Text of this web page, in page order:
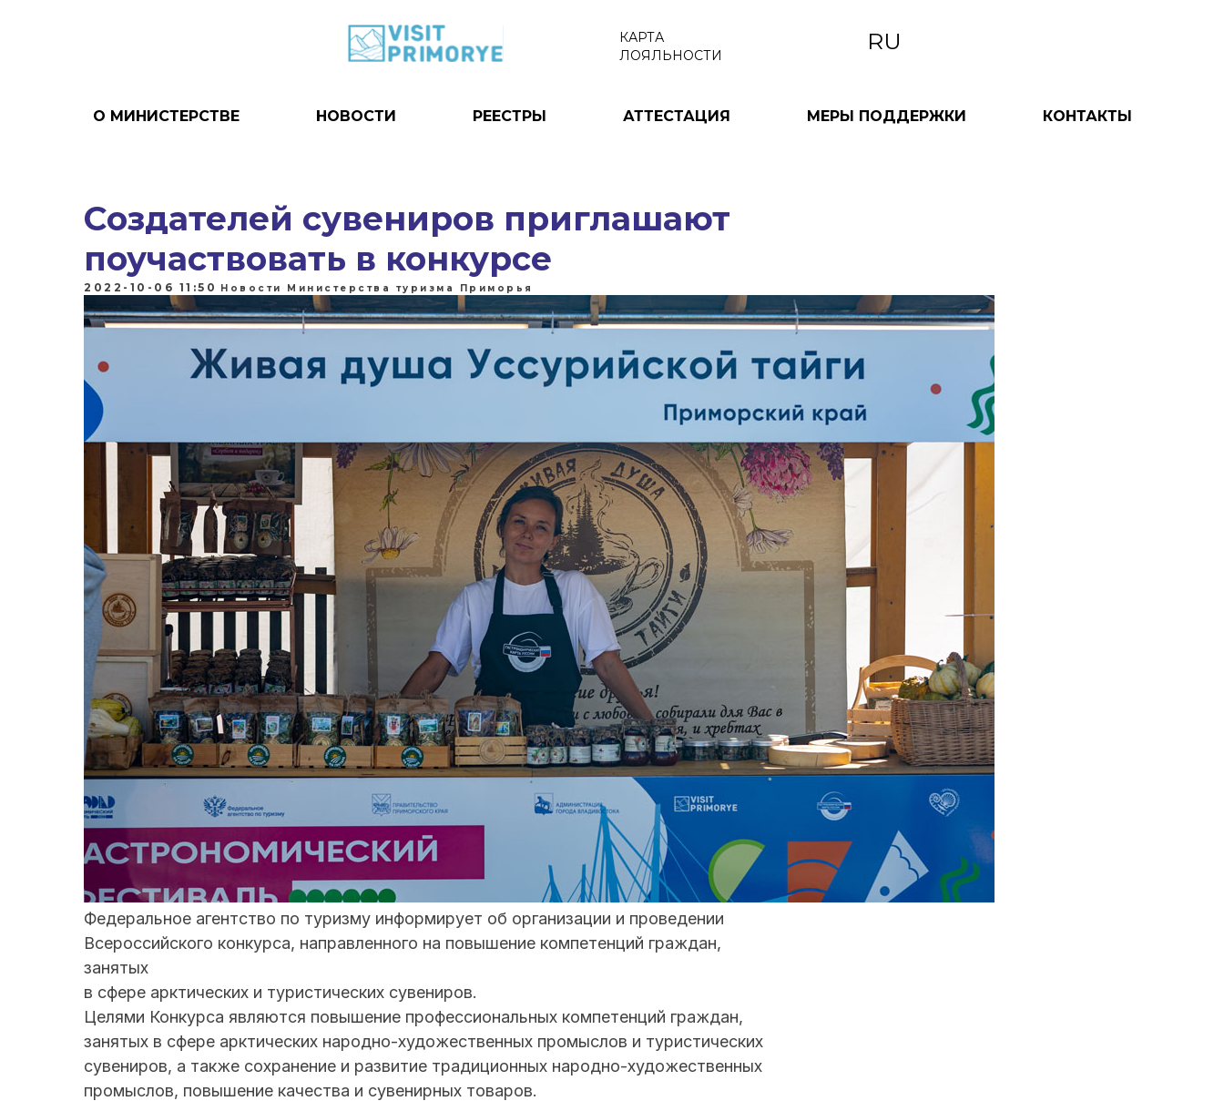
RU
КАРТА
ЛОЯЛЬНОСТИ
О МИНИСТЕРСТВЕ НОВОСТИ РЕЕСТРЫ АТТЕСТАЦИЯ МЕРЫ ПОДДЕРЖКИ КОНТАКТЫ
Создателей сувениров приглашают
поучаствовать в конкурсе
2022-10-06 11:50 Новости Министерства туризма Приморья
Федеральное агентство по туризму информирует об организации и проведении
Всероссийского конкурса, направленного на повышение компетенций граждан,
занятых
в сфере арктических и туристических сувениров.
Целями Конкурса являются повышение профессиональных компетенций граждан,
занятых в сфере арктических народно-художественных промыслов и туристических
сувениров, а также сохранение и развитие традиционных народно-художественных
промыслов, повышение качества и сувенирных товаров.